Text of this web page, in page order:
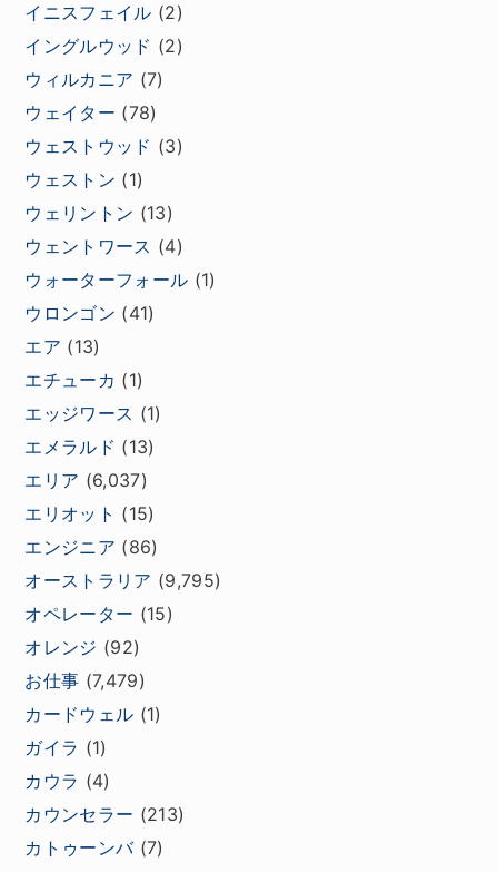
イニスフェイル (2)
イングルウッド (2)
ウィルカニア (7)
ウェイター (78)
ウェストウッド (3)
ウェストン (1)
ウェリントン (13)
ウェントワース (4)
ウォーターフォール (1)
ウロンゴン (41)
エア (13)
エチューカ (1)
エッジワース (1)
エメラルド (13)
エリア (6,037)
エリオット (15)
エンジニア (86)
オーストラリア (9,795)
オペレーター (15)
オレンジ (92)
お仕事 (7,479)
カードウェル (1)
ガイラ (1)
カウラ (4)
カウンセラー (213)
カトゥーンバ(7)